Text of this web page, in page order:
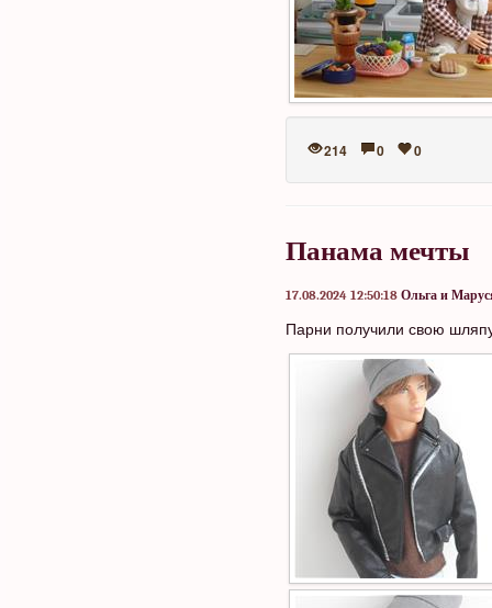
214 0 0
Панама мечты
17.08.2024 12:50:18 Ольга и
Парни получили свою